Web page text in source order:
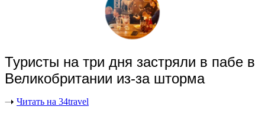
Туристы на три дня застряли в пабе в
Великобритании из-за шторма
Читать на 34travel